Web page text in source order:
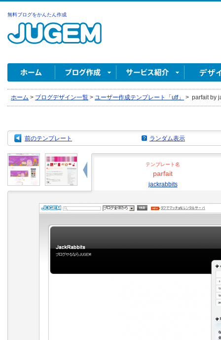
無料ブログをかんたん作成
ホーム > ブログデザイン一覧 > ユーザー作成テンプレート「utf」 > parfait by
前のテンプレート ランダム表示
テンプレート名
parfait
jackrabbits